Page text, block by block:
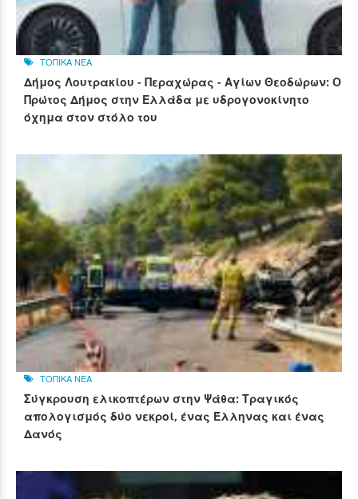
ΤΟΠΙΚΑ ΝΕΑ
Δήμος Λουτρακίου - Περαχώρας - Αγίων Θεοδώρων: Ο
Πρώτος Δήμος στην Ελλάδα με υδρογονοκίνητο
όχημα στον στόλο του
ΤΟΠΙΚΑ ΝΕΑ
Σύγκρουση ελικοπτέρων στην Ψάθα: Τραγικός
απολογισμός δύο νεκροί, ένας Έλληνας και ένας
Δανός